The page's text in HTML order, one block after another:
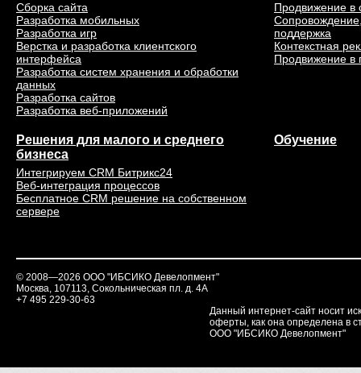
Сборка сайта
Разработка мобильных
Разработка игр
Верстка и разработка клиентского
интерфейса
Разработка систем хранения и обработки
данных
Разработка сайтов
Разработка веб-приложений
Продвижение в
поддержка
Контекстная
Продвижение в
Решения для малого и среднего
бизнеса
Интегрируем CRM Битрикс24
Веб-интеграция процессов
Бесплатное CRM решение на собственном
сервере
Обучение
© 2008—2026 ООО "ИБСИКО Девелопмент"
Москва, 107113, Сокольническая пл. д. 4А
+7 495 229-30-63
Данный интернет-сайт носит
оферты, как она определена в
ООО "ИБСИКО Девелопмент"